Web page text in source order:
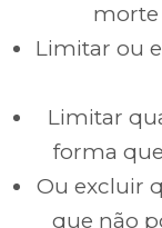
morte
Limitar ou
Limitar
forma
Ou excluir
que não